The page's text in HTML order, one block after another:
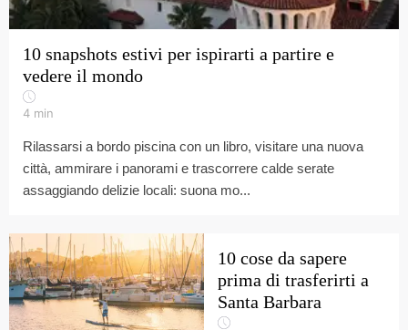
10 snapshots estivi per ispirarti a partire e
vedere il mondo
4 min
Rilassarsi a bordo piscina con un libro, visitare una nuova
città, ammirare i panorami e trascorrere calde serate
assaggiando delizie locali: suona mo...
10 cose da sapere
prima di trasferirti a
Santa Barbara